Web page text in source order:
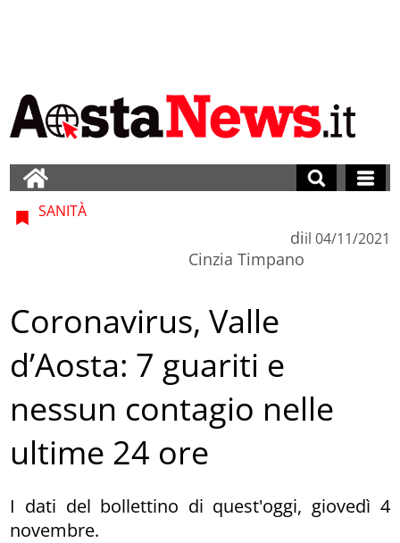
SANITÀ
di
Cinzia Timpano
il 04/11/2021
Coronavirus, Valle
d’Aosta: 7 guariti e
nessun contagio nelle
ultime 24 ore
I dati del bollettino di quest'oggi, giovedì 4
novembre.